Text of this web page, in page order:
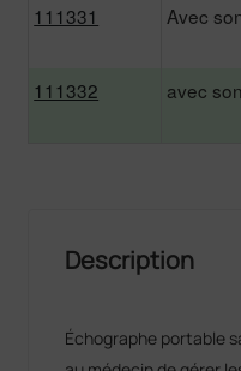
111331 Avec
111332 avec
Description
Échographe portable